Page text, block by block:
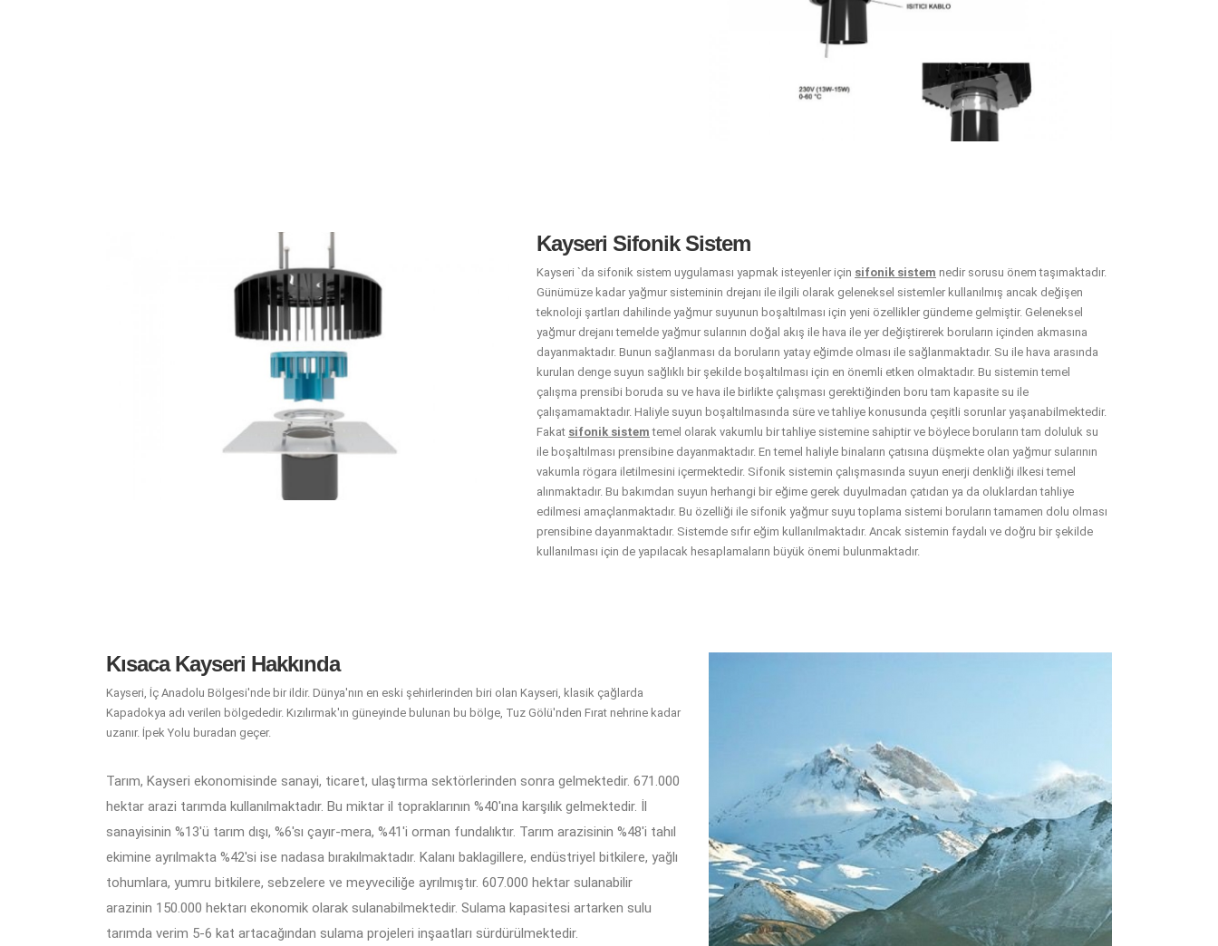
Kayseri Sifonik Sistem
Kayseri `da sifonik sistem uygulaması yapmak isteyenler için sifonik sistem nedir sorusu önem taşımaktadır.
Günümüze kadar yağmur sisteminin drejanı ile ilgili olarak geleneksel sistemler kullanılmış ancak değişen
teknoloji şartları dahilinde yağmur suyunun boşaltılması için yeni özellikler gündeme gelmiştir. Geleneksel
yağmur drejanı temelde yağmur sularının doğal akış ile hava ile yer değiştirerek boruların içinden akmasına
dayanmaktadır. Bunun sağlanması da boruların yatay eğimde olması ile sağlanmaktadır. Su ile hava arasında
kurulan denge suyun sağlıklı bir şekilde boşaltılması için en önemli etken olmaktadır. Bu sistemin temel
çalışma prensibi boruda su ve hava ile birlikte çalışması gerektiğinden boru tam kapasite su ile
çalışamamaktadır. Haliyle suyun boşaltılmasında süre ve tahliye konusunda çeşitli sorunlar yaşanabilmektedir.
Fakat sifonik sistem temel olarak vakumlu bir tahliye sistemine sahiptir ve böylece boruların tam doluluk su
ile boşaltılması prensibine dayanmaktadır. En temel haliyle binaların çatısına düşmekte olan yağmur sularının
vakumla rögara iletilmesini içermektedir. Sifonik sistemin çalışmasında suyun enerji denkliği ilkesi temel
alınmaktadır. Bu bakımdan suyun herhangi bir eğime gerek duyulmadan çatıdan ya da oluklardan tahliye
edilmesi amaçlanmaktadır. Bu özelliği ile sifonik yağmur suyu toplama sistemi boruların tamamen dolu olması
prensibine dayanmaktadır. Sistemde sıfır eğim kullanılmaktadır. Ancak sistemin faydalı ve doğru bir şekilde
kullanılması için de yapılacak hesaplamaların büyük önemi bulunmaktadır.
Kısaca Kayseri Hakkında
Kayseri, İç Anadolu Bölgesi'nde bir ildir. Dünya'nın en eski şehirlerinden biri olan Kayseri, klasik çağlarda
Kapadokya adı verilen bölgededir. Kızılırmak'ın güneyinde bulunan bu bölge, Tuz Gölü'nden Fırat nehrine kadar
uzanır. İpek Yolu buradan geçer.
Tarım, Kayseri ekonomisinde sanayi, ticaret, ulaştırma sektörlerinden sonra gelmektedir. 671.000
hektar arazi tarımda kullanılmaktadır. Bu miktar il topraklarının %40'ına karşılık gelmektedir. İl
sanayisinin %13'ü tarım dışı, %6'sı çayır-mera, %41'i orman fundalıktır. Tarım arazisinin %48'i tahıl
ekimine ayrılmakta %42'si ise nadasa bırakılmaktadır. Kalanı baklagillere, endüstriyel bitkilere, yağlı
tohumlara, yumru bitkilere, sebzelere ve meyveciliğe ayrılmıştır. 607.000 hektar sulanabilir
arazinin 150.000 hektarı ekonomik olarak sulanabilmektedir. Sulama kapasitesi artarken sulu
tarımda verim 5-6 kat artacağından sulama projeleri inşaatları sürdürülmektedir.